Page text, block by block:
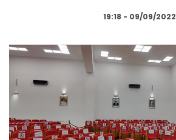
09/09/2022 - 19:18